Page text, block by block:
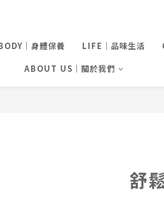
｜身體保養 LIFE｜品味生活
ABOUT US｜關於我們
舒